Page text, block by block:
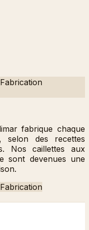
Fabrication
fabrique chaque
selon des recettes
Nos caillettes aux
sont devenues une
Fabrication